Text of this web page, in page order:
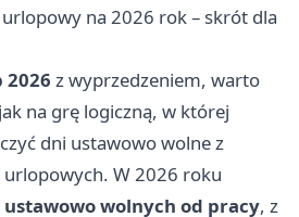
urlopowy na 2026 rok – skrót dla
2026 z wyprzedzeniem, warto
na grę logiczną, w której
dni ustawowo wolne z
W 2026 roku
ustawowo wolnych od pracy, z